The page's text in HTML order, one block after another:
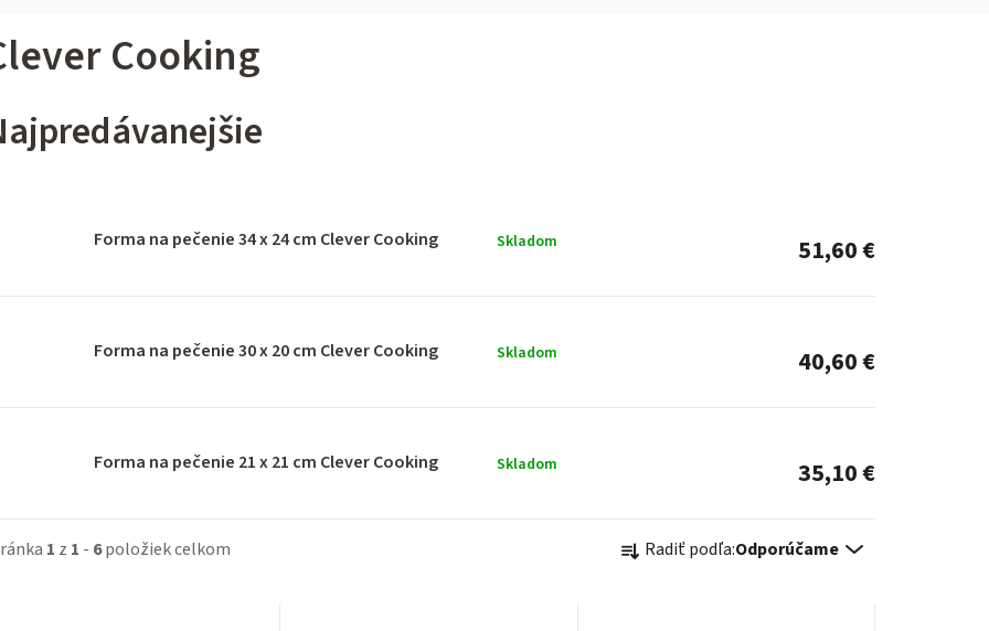
Cooking
Forma na pečenie 34 x 24 cm Clever Cooking Skladom 51,60 €
Forma na pečenie 30 x 20 cm Clever Cooking Skladom 40,60 €
Forma na pečenie 21 x 21 cm Clever Cooking Skladom 35,10 €
1 z 1 - 6položiek celkom
R Radiť podľa:Odporúčame